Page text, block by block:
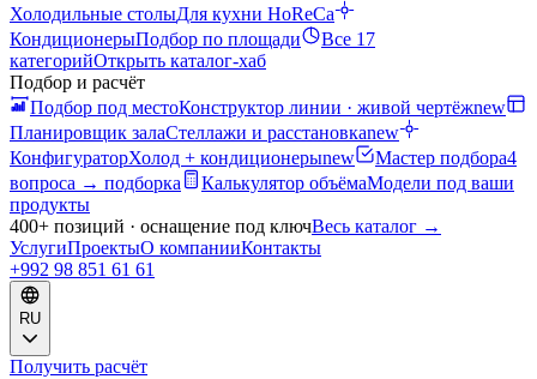
Холодильные столыДля кухни HoReCa
КондиционерыПодбор по площади
Все 17
категорийОткрыть каталог-хаб
Подбор и расчёт
Подбор под местоКонструктор линии · живой чертёжnew
Планировщик залаСтеллажи и расстановкаnew
КонфигураторХолод + кондиционерыnew Мастер подбора4
вопроса → подборка
Калькулятор объёмаМодели под ваши
продукты
400+ позиций · оснащение под ключВесь каталог →
УслугиПроектыО компанииКонтакты
+992 98 851 61 61
RU
Получить расчёт